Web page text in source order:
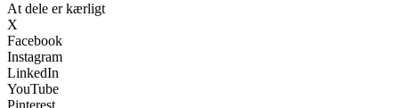
At dele er kærligt
X
Facebook
Instagram
LinkedIn
YouTube